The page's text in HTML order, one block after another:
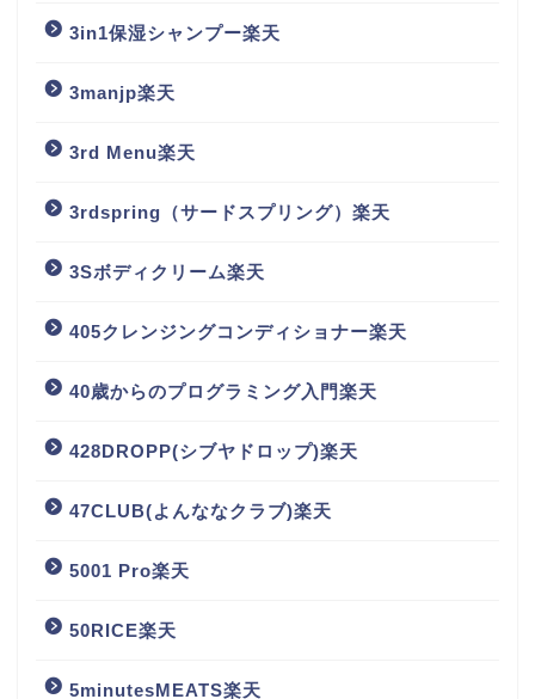
3in1保湿シャンプー楽天
3manjp楽天
3rd Menu楽天
3rdspring（サードスプリング）楽天
3Sボディクリーム楽天
405クレンジングコンディショナー楽天
40歳からのプログラミング入門楽天
428DROPP(シブヤドロップ)楽天
47CLUB(よんななクラブ)楽天
5001 Pro楽天
50RICE楽天
5minutesMEATS楽天